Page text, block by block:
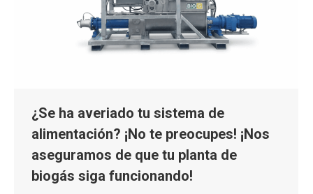
¿Se ha averiado tu sistema de
alimentación? ¡No te preocupes! ¡Nos
aseguramos de que tu planta de
biogás siga funcionando!